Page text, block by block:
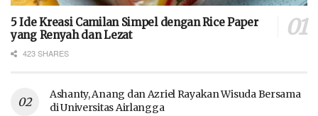
5 Ide Kreasi Camilan Simpel dengan Rice Paper
yang Renyah dan Lezat
423 SHARES
Ashanty, Anang dan Azriel Rayakan Wisuda Bersama
di Universitas Airlangga